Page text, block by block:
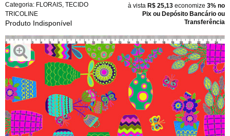
Categoria: FLORAIS TECIDO
TRICOLINE
Produto Indisponível
à vista R$ 25,13 economize 3% no
Pix ou Depósito Bancário ou
Transferência